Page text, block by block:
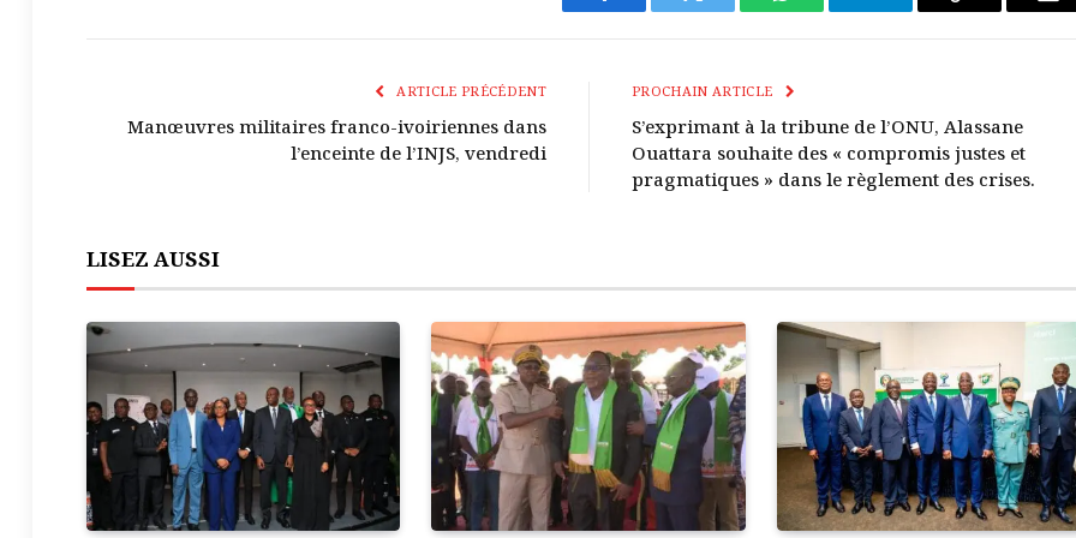
Facebook Twitter WhatsAppTélégrammeCopier
E-
ARTICLE PRÉCÉDENT
Manœuvres militaires franco-ivoiriennes dans
l’enceinte de l’INJS, vendredi
PROCHAIN ARTICLE
S’exprimant à la tribune de l’ONU, Alassane
Ouattara souhaite des « compromis justes et
pragmatiques » dans le règlement des crises.
LISEZ AUSSI